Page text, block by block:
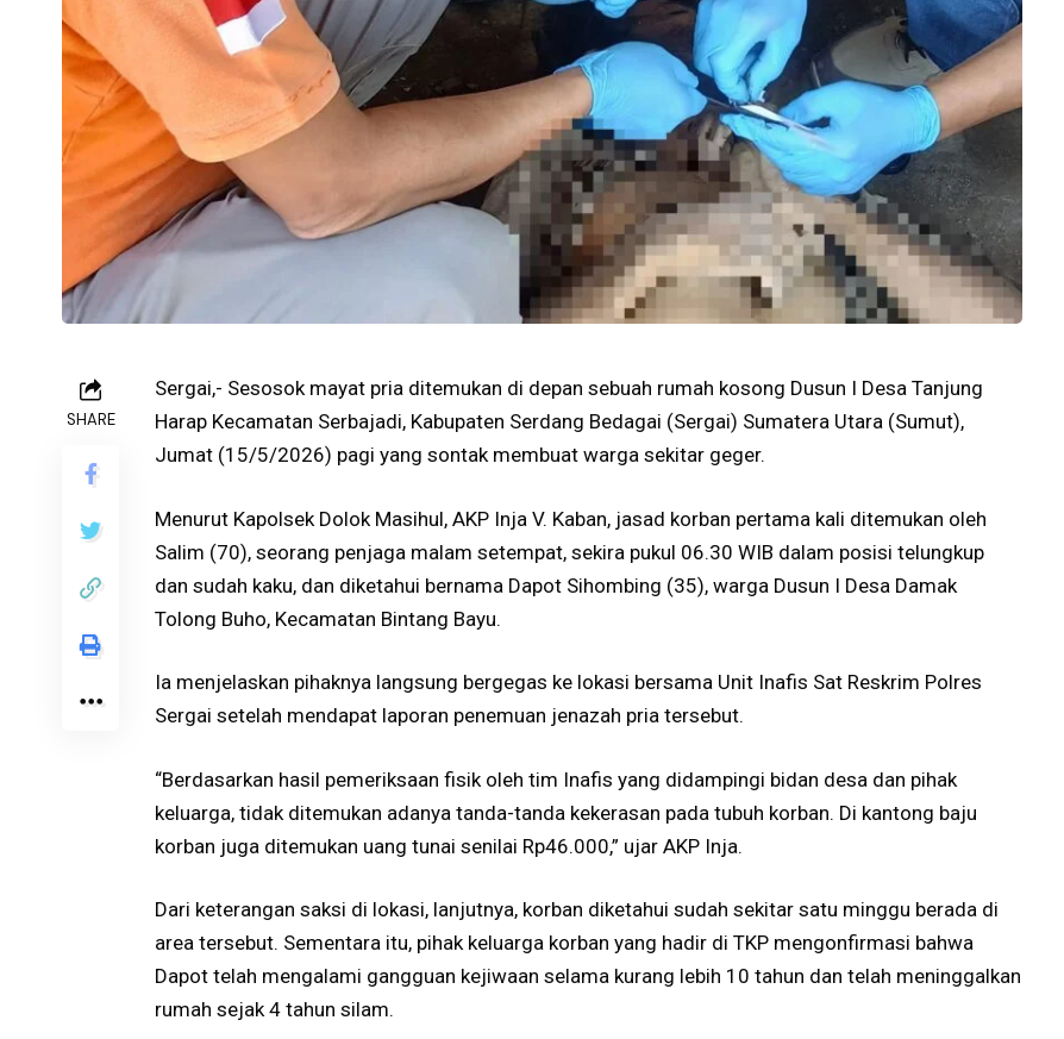
SHARE
Sergai,- Sesosok mayat pria ditemukan di depan sebuah rumah kosong Dusun I Desa Tanjung
Harap Kecamatan Serbajadi, Kabupaten Serdang Bedagai (Sergai) Sumatera Utara (Sumut),
Jumat (15/5/2026) pagi yang sontak membuat warga sekitar geger.
Menurut Kapolsek Dolok Masihul, AKP Inja V. Kaban, jasad korban pertama kali ditemukan oleh
Salim (70), seorang penjaga malam setempat, sekira pukul 06.30 WIB dalam posisi telungkup
dan sudah kaku, dan diketahui bernama Dapot Sihombing (35), warga Dusun I Desa Damak
Tolong Buho, Kecamatan Bintang Bayu.
Ia menjelaskan pihaknya langsung bergegas ke lokasi bersama Unit Inafis Sat Reskrim Polres
Sergai setelah mendapat laporan penemuan jenazah pria tersebut.
“Berdasarkan hasil pemeriksaan fisik oleh tim Inafis yang didampingi bidan desa dan pihak
keluarga, tidak ditemukan adanya tanda-tanda kekerasan pada tubuh korban. Di kantong baju
korban juga ditemukan uang tunai senilai Rp46.000,” ujar AKP Inja.
Dari keterangan saksi di lokasi, lanjutnya, korban diketahui sudah sekitar satu minggu berada di
area tersebut. Sementara itu, pihak keluarga korban yang hadir di TKP mengonfirmasi bahwa
Dapot telah mengalami gangguan kejiwaan selama kurang lebih 10 tahun dan telah meninggalkan
rumah sejak 4 tahun silam.